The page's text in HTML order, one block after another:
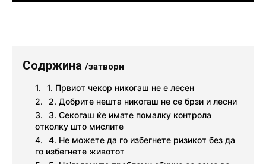
Содржина /затвори
1. Првиот чекор никогаш не е лесен
2. Добрите нешта никогаш не се брзи и лесни
3. Секогаш ќе имате помалку контрола
отколку што мислите
4. Не можете да го избегнете ризикот без да
го избегнете животот